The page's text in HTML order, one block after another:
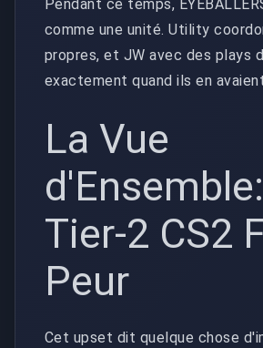
Pendant ce temps,
comme une unité. Utility
propres, et JW avec des plays
exactement quand ils en
La Vue
Tier-2 CS2
Peur
Cet upset dit quelque chose